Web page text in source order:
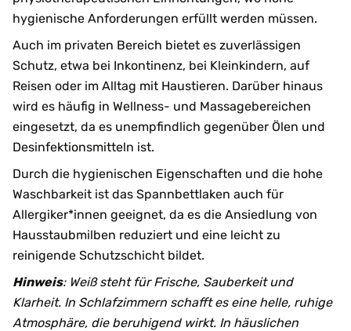
hygienische Anforderungen erfüllt werden müssen.
Auch im privaten Bereich bietet es zuverlässigen
Schutz, etwa bei Inkontinenz, bei Kleinkindern, auf
Reisen oder im Alltag mit Haustieren. Darüber hinaus
wird es häufig in Wellness- und Massagebereichen
eingesetzt, da es unempfindlich gegenüber Ölen und
Desinfektionsmitteln ist.
Durch die hygienischen Eigenschaften und die hohe
Waschbarkeit ist das Spannbettlaken auch für
Allergiker*innen geeignet, da es die Ansiedlung von
Hausstaubmilben reduziert und eine leicht zu
reinigende Schutzschicht bildet.
Hinweis: Weiß steht für Frische, Sauberkeit und
Klarheit. In Schlafzimmern schafft es eine helle, ruhige
Atmosphäre, die beruhigend wirkt. In häuslichen